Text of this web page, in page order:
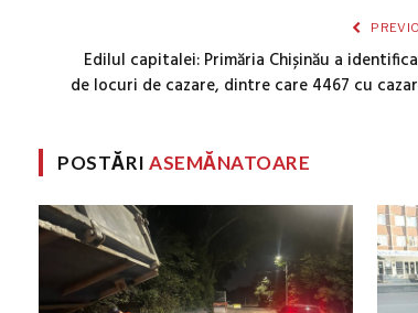
Edilul capitalei: Primăria Chișinău a
de locuri de cazare, dintre care 4467 cu
POSTĂRIASEMĂNATOARE